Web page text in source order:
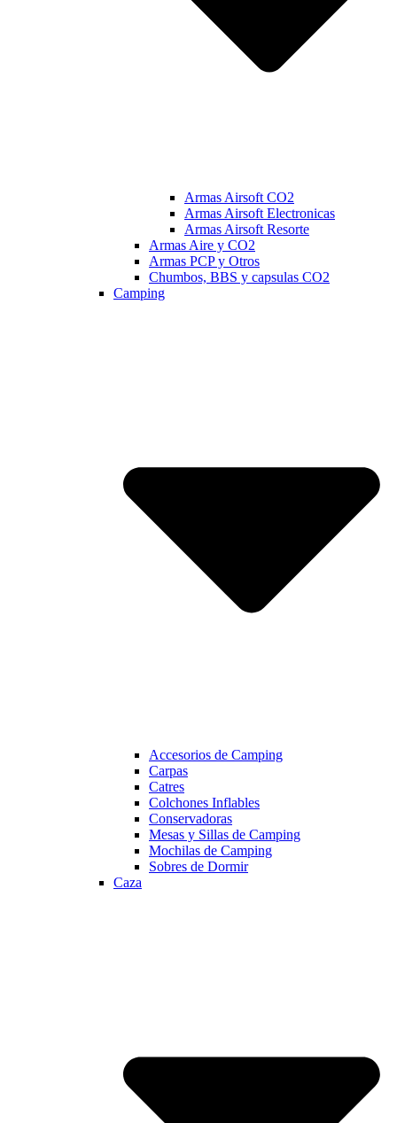
Armas Airsoft CO2
Armas Airsoft Electronicas
Armas Airsoft Resorte
Armas Aire y CO2
Armas PCP y Otros
Chumbos, BBS y capsulas CO2
Camping
Accesorios de Camping
Carpas
Catres
Colchones Inflables
Conservadoras
Mesas y Sillas de Camping
Mochilas de Camping
Sobres de Dormir
Caza